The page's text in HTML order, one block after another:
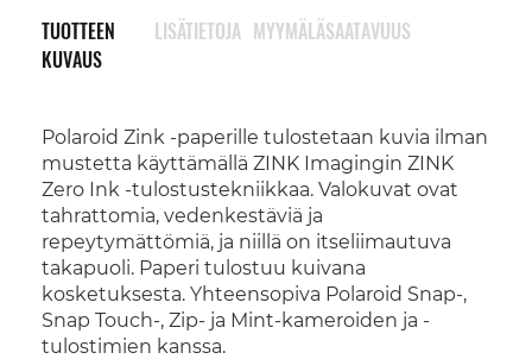
TUOTTEEN
KUVAUS
Polaroid Zink -paperille tulostetaan kuvia ilman
mustetta käyttämällä ZINK Imagingin ZINK
Zero Ink -tulostustekniikkaa. Valokuvat ovat
tahrattomia, vedenkestäviä ja
repeytymättömiä, ja niillä on itseliimautuva
takapuoli. Paperi tulostuu kuivana
kosketuksesta. Yhteensopiva Polaroid Snap-,
Snap Touch-, Zip- ja Mint-kameroiden ja -
tulostimien kanssa.
LISÄTIETOJA MYYMÄLÄSAATAVUUS